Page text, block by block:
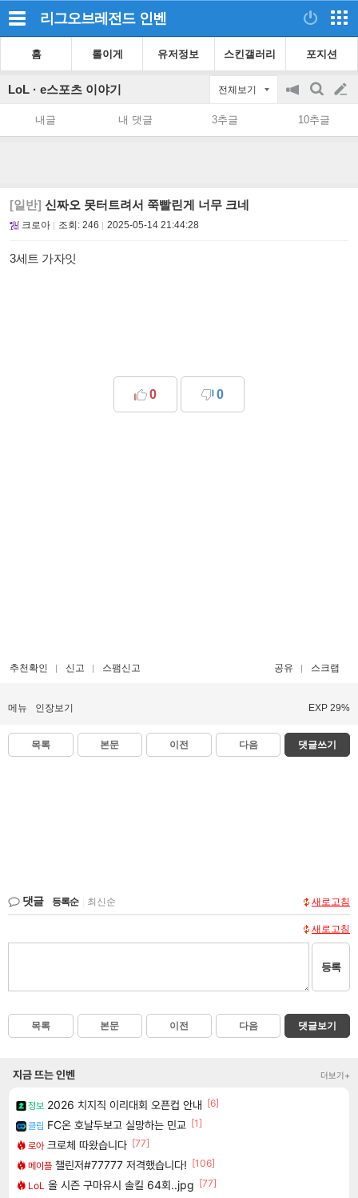
리그오브레전드 인벤
홈 롤이게 유저정보 스킨갤러리 포지션
LoL · e스포츠 이야기 전체보기
공
지
on/off
검
색
글
쓰
내글 내 댓글 3추글 10추글
[일반] 신짜오 못터트려서 쭉빨린게 너무 크네
크로아 조회: 246 2025-05-14 21:44:28
3세트 가자잇
0 0
추천확인 신고 스팸신고 공유 스크랩
메뉴 인장보기 EXP 29%
목록 본문 이전 다음 댓글쓰기
댓글 등록순 최신순 새로고침
새로고침
등록
목록 본문 이전 다음 댓글보기
지금 뜨는 인벤 더보기+
정보 2026 치지직 이리대회 오픈컵 안내 [6]
클립 FC온 호날두보고 실망하는 민교 [1]
로아 크로체 따왔습니다 [77]
메이플 챌린저#77777 저격했습니다! [106]
LoL 올 시즌 구마유시 솔킬 64회..jpg [77]